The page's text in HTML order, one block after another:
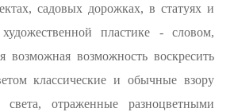
садовых дорожках, в статуях и
пластике - словом,
возможная возможность воскресить
классические и обычные взору
отраженные разноцветными